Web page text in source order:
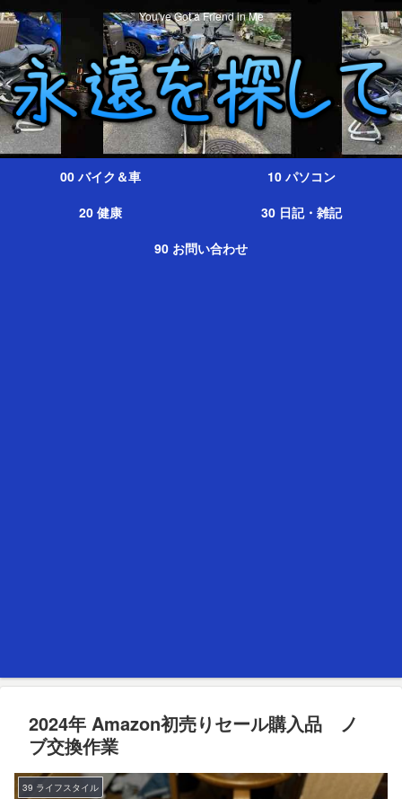
You've Got a Friend in Me
00 バイク＆車
10 パソコン
20 健康
30 日記・雑記
90 お問い合わせ
2024年 Amazon初売りセール購入品 ノ
ブ交換作業
39 ライフスタイル